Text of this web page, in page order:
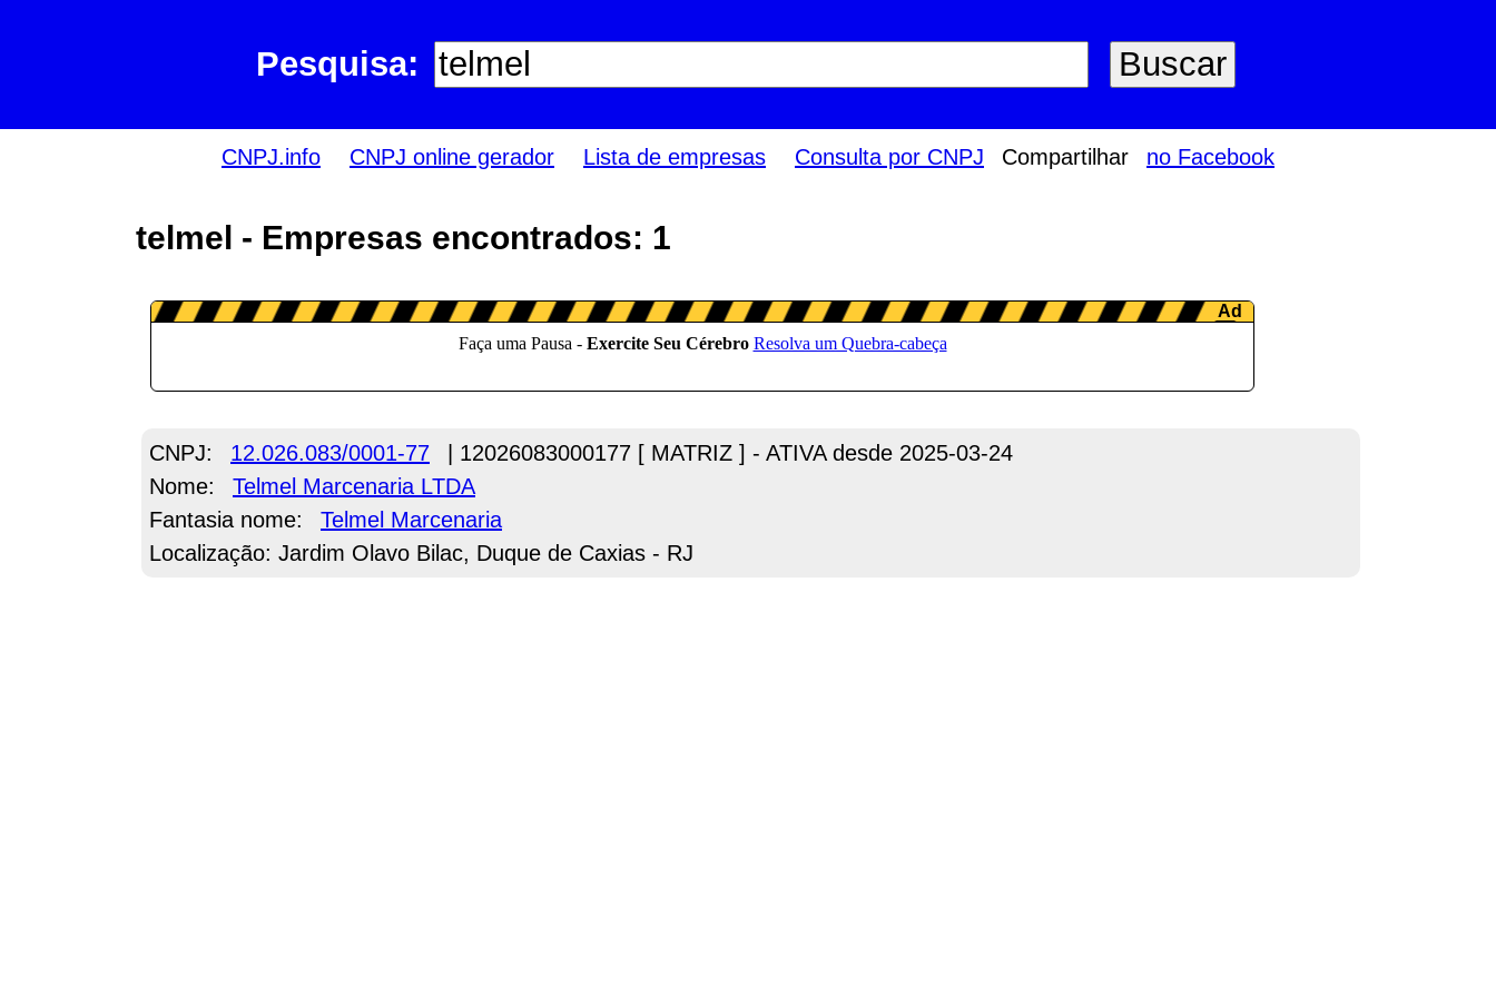
Pesquisa:
CNPJ.info CNPJ online gerador Lista de empresas Consulta por CNPJ Compartilhar no Facebook
telmel - Empresas encontrados: 1
CNPJ: 12.026.083/0001-77
| 12026083000177 [ MATRIZ ] - ATIVA desde 2025-03-24
Nome:
Telmel Marcenaria LTDA
Fantasia nome:
Telmel Marcenaria
Localização: Jardim Olavo Bilac, Duque de Caxias - RJ